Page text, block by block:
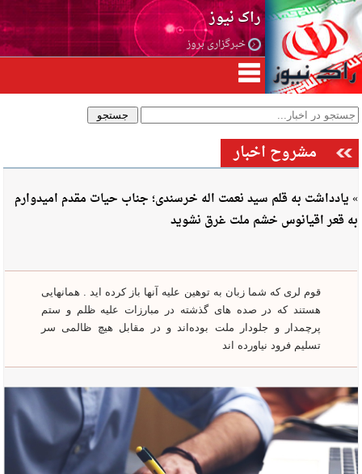
راک نیوز
خبرگزاری بروز
مشروح اخبار
» یادداشت به قلم سید نعمت اله خرسندی؛ جناب حیات مقدم امیدوارم
به قعر اقیانوس خشم ملت غرق نشوید
قوم لری که شما زبان به توهین علیه آنها باز کرده اید . همانهایی
هستند که در صده های گذشته در مبارزات علیه ظلم و ستم
پرچمدار و جلودار ملت بوده‌اند و در مقابل هیچ ظالمی سر
تسلیم فرود نیاورده اند